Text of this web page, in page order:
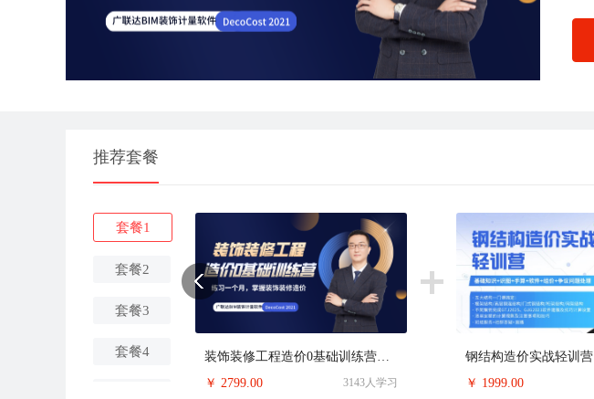
推荐套餐
套餐1
套餐2
套餐3
套餐4
装饰装修工程造价0基础训练营（内装+外装）
￥ 2799.00 3143人学习
钢结构造价实战轻训营
￥ 1999.00